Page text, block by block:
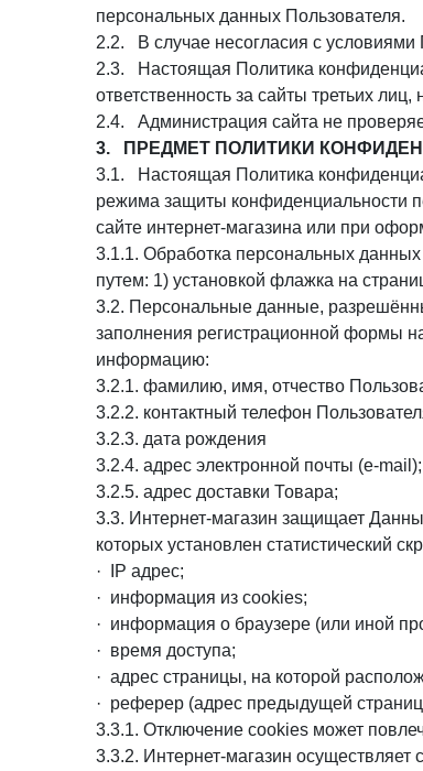
персональных данных Пользователя.
2.2. В случае несогласия с условиями
2.3. Настоящая Политика
ответственность за сайты третьих
2.4. Администрация сайта не
3. ПРЕДМЕТ ПОЛИТИКИ
3.1. Настоящая Политика
режима защиты конфиденциальности
сайте интернет-магазина или при
3.1.1. Обработка персональных данных
путем: 1) установкой флажка на
3.2. Персональные данные,
заполнения регистрационной формы
информацию:
3.2.1. фамилию, имя, отчество
3.2.2. контактный телефон
3.2.3. дата рождения
3.2.4. адрес электронной почты (e-mail);
3.2.5. адрес доставки Товара;
3.3. Интернет-магазин защищает
которых установлен статистический
· IP адрес;
· информация из cookies;
· информация о браузере (или иной
· время доступа;
· адрес страницы, на которой
· реферер (адрес предыдущей
3.3.1. Отключение cookies может
3.3.2. Интернет-магазин